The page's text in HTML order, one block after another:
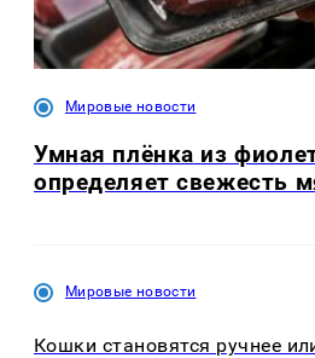
Мировые новости
Умная плёнка из
определяет свежесть
Мировые новости
Кошки становятся ручнее